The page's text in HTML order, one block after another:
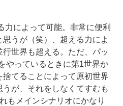
力によって可能。非常に便利
うが（笑）、超える力によ
世界も超える。ただ、パッ
やっているときに第1世界か
てることによって原初世界
が、それをしなくてすむも
もメインシナリオにかなり